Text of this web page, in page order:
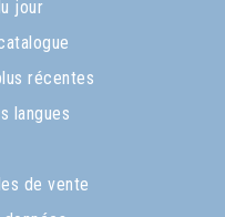
jour
récentes
langues
de vente